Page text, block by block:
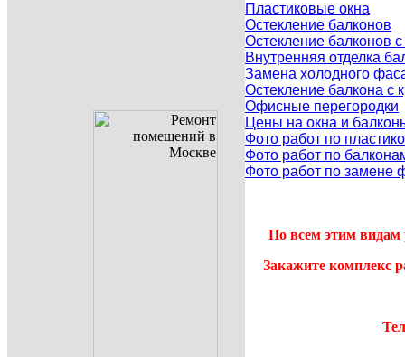
Пластиковые окна
Остекление балконов
Остекление балконов
Внутренняя отделка
Замена холодного
Остекление балкона с
Офисные перегородки
Цены на окна и
Фото работ по
Фото работ по
Фото работ по замене
По всем этим видам
Закажите комплекс